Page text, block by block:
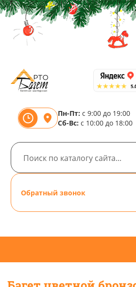
Пн-Пт: с 9:00 до 19:00
Сб-Вс: с 10:00 до 18:00
Обратный звонок